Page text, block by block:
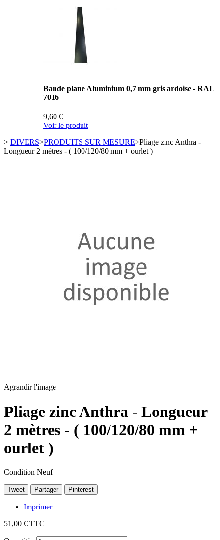
Bande plane Aluminium 0,7 mm gris ardoise - RAL
7016
9,60 €
Voir le produit
> DIVERS>PRODUITS SUR MESURE>Pliage zinc Anthra -
Longueur 2 mètres - ( 100/120/80 mm + ourlet )
Agrandir l'image
Pliage zinc Anthra - Longueur
2 mètres - ( 100/120/80 mm +
ourlet )
Condition Neuf
Tweet Partager Pinterest
Imprimer
51,00 € TTC